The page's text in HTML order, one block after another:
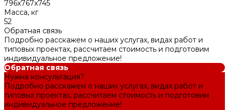
796х767х745
Масса, кг
52
Обратная связь
Подробно расскажем о наших услугах, видах работ и
типовых проектах, рассчитаем стоимость и подготовим
индивидуальное предложение!
Обратная связь
Нужна консультация?
Подробно расскажем о наших услугах, видах работ и
типовых проектах, рассчитаем стоимость и подготовим
индивидуальное предложение!